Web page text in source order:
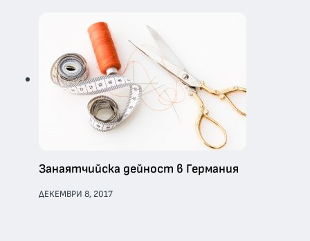
Занаятчийска дейност в Германия
ДЕКЕМВРИ 8, 2017